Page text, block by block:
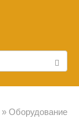
» Оборудование